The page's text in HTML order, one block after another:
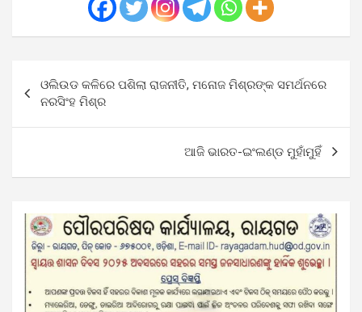
navigation
ଓଲିଉଡ କଳିରେ ପଶିଲା ରାଜନୀତି, ମନୋଜ ମିଶ୍ରଙ୍କ ସମର୍ଥନରେ
ନରସିଂହ ମିଶ୍ର
ଆଜି ଭାରତ-ଇଂଲଣ୍ଡ ମୁହାଁମୁହିଁ